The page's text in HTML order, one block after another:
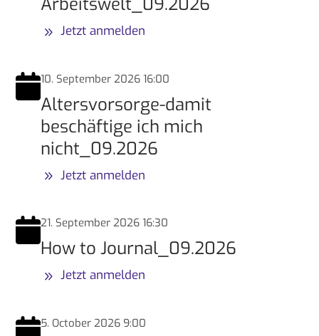
Arbeitswelt_09.2026
Jetzt anmelden
10. September 2026 16:00
Altersvorsorge-damit
beschäftige ich mich
nicht_09.2026
Jetzt anmelden
21. September 2026 16:30
How to Journal_09.2026
Jetzt anmelden
5. October 2026 9:00